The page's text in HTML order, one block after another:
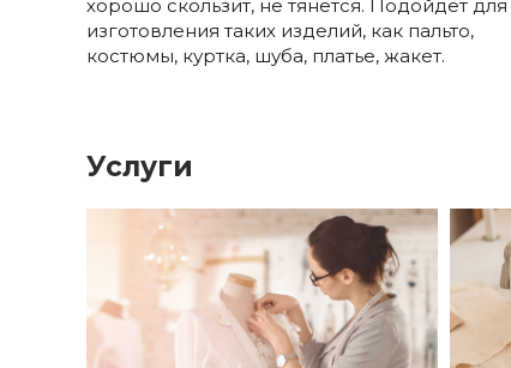
хорошо скользит, не тянется. Подойдет для
изготовления таких изделий, как пальто,
костюмы, куртка, шуба, платье, жакет.
Услуги